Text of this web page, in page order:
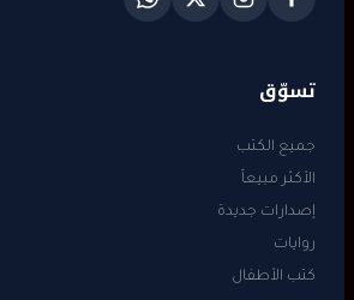
تسوّق
جميع الكتب
الأكثر مبيعاً
إصدارات جديدة
روايات
كتب الأطفال